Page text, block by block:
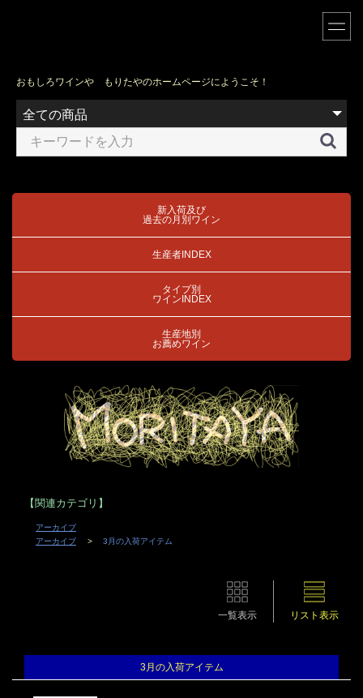
おもしろワインや もりたやのホームページにようこそ！
新入荷及び
過去の月別ワイン
生産者INDEX
タイプ別
ワインINDEX
生産地別
お薦めワイン
【関連カテゴリ】
アーカイブ
アーカイブ
3月の入荷アイテム
リスト表示
一覧表示
3月の入荷アイテム